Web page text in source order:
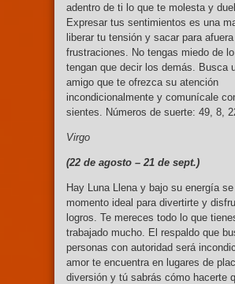
adentro de ti lo que te molesta y
Expresar tus sentimientos es una
liberar tu tensión y sacar para
frustraciones. No tengas miedo de
tengan que decir los demás. Busca
amigo que te ofrezca su atención
incondicionalmente y comunícale
sientes. Números de suerte: 49, 8,
Virgo
(22 de agosto – 21 de sept.)
Hay Luna Llena y bajo su energía se
momento ideal para divertirte y
logros. Te mereces todo lo que
trabajado mucho. El respaldo que
personas con autoridad será
amor te encuentra en lugares de
diversión y tú sabrás cómo hacerte